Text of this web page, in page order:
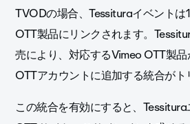
TVODの場合、Tessituraイベントは
OTT製品にリンクされます。
売により、対応するVimeo OTT製
OTTアカウントに追加する統合がト
この統合を有効にすると、